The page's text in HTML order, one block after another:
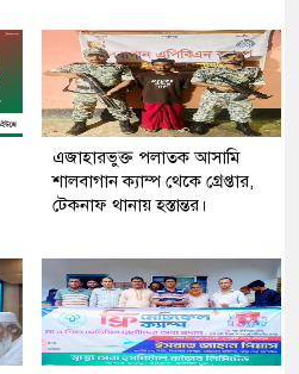
এজাহারভুক্ত পলাতক আসামি
শালবাগান ক্যাম্প থেকে গ্রেপ্তার,
টেকনাফ থানায় হস্তান্তর।